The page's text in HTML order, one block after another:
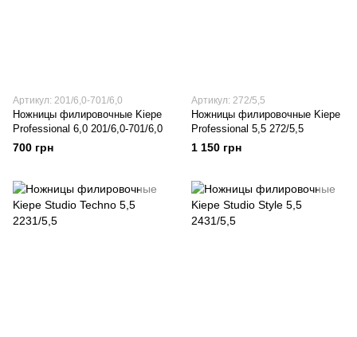
Артикул: 201/6,0-701/6,0
Ножницы филировочные Kiepe
Professional 6,0 201/6,0-701/6,0
700 грн
Артикул: 272/5,5
Ножницы филировочные Kiepe
Professional 5,5 272/5,5
1 150 грн